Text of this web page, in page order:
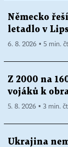
Německo
letadlo v
6. 8. 2026 ▪ 5 min.
Z 2000 na
vojáků k
5. 8. 2026 ▪ 3 min.
Ukrajina